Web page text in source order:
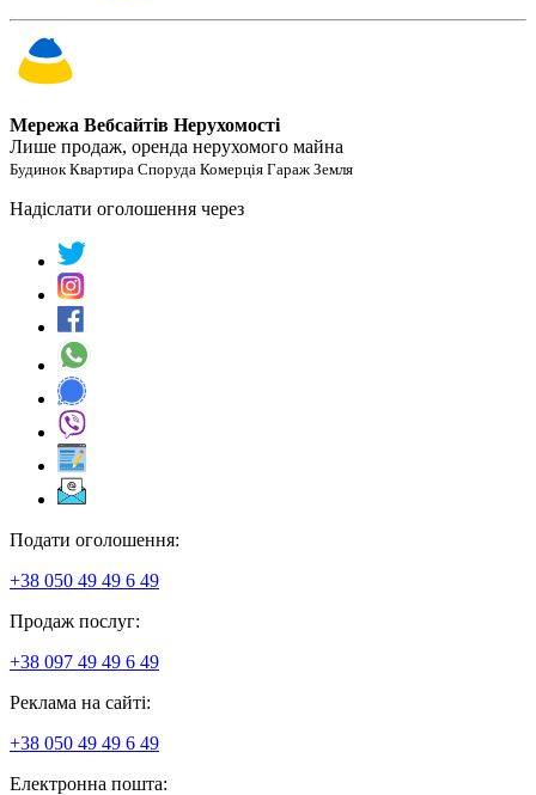
Мережа Вебсайтів Нерухомості
Лише продаж, оренда нерухомого майна
Будинок Квартира Споруда Комерція Гараж Земля
Надіслати оголошення через
Подати оголошення:
+38 050 49 49 6 49
Продаж послуг:
+38 097 49 49 6 49
Реклама на сайті:
+38 050 49 49 6 49
Електронна пошта: